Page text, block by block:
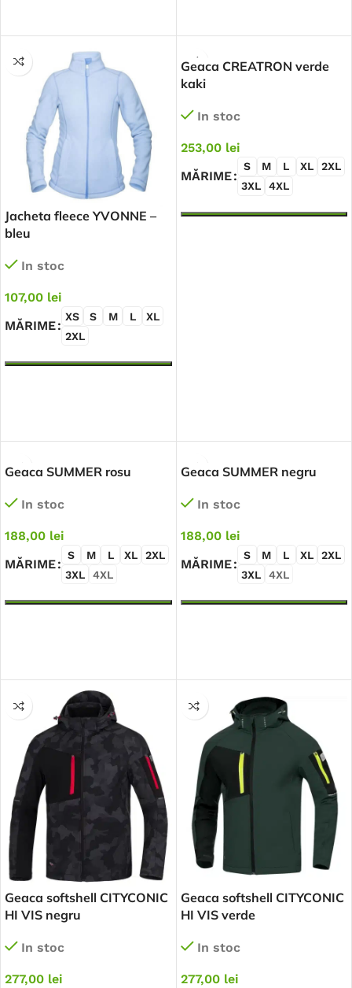
Jacheta fleece YVONNE –
bleu
In stoc
107,00 lei
MĂRIME
XS S M L
XL
2XL
Geaca CREATRON verde
kaki
In stoc
253,00 lei
MĂRIME
S M L XL
2XL
3XL
4XL
Geaca SUMMER rosu
In stoc
188,00 lei
MĂRIME
S M L XL
2XL
3XL
4XL
Geaca SUMMER negru
In stoc
188,00 lei
MĂRIME
S M L XL
2XL
3XL
4XL
Geaca softshell CITYCONIC
HI VIS negru
In stoc
277,00 lei
Geaca softshell CITYCONIC
HI VIS verde
In stoc
277,00 lei